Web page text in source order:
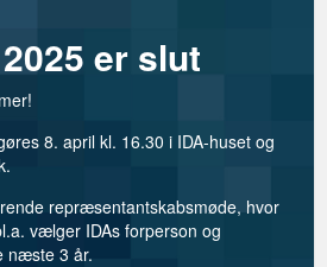
er slut
8. april kl. 16.30 i IDA-huset og
repræsentantskabsmøde, hvor
vælger IDAs forperson og
næste 3 år.